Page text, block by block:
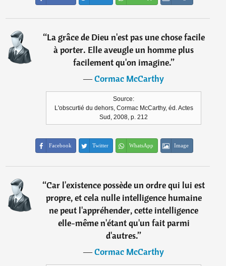
“La grâce de Dieu n'est pas une chose facile
à porter. Elle aveugle un homme plus
facilement qu'on imagine.”
―Cormac McCarthy
Source:
L'obscurtié du dehors, Cormac McCarthy, éd. Actes
Sud, 2008, p. 212
Facebook Twitter WhatsApp Image
“Car l'existence possède un ordre qui lui est
propre, et cela nulle intelligence humaine
ne peut l'appréhender, cette intelligence
elle-même n'étant qu'un fait parmi
d'autres.”
―Cormac McCarthy